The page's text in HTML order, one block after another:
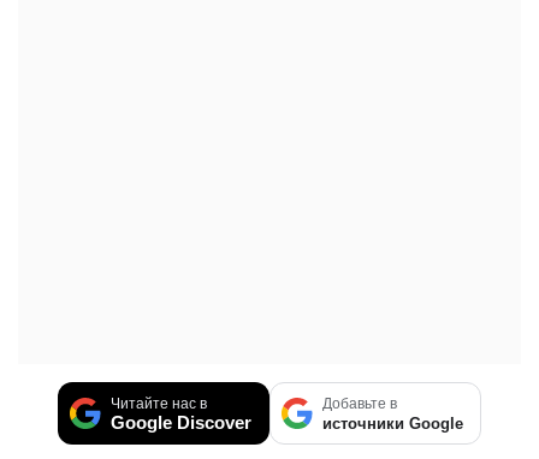
Читайте нас в
Google Discover
Добавьте в
источники Google